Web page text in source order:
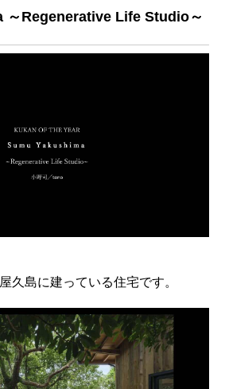
～Regenerative Life Studio～
久島に建っている住宅です。